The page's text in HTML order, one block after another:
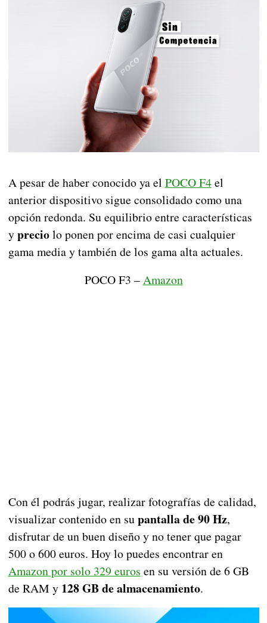
A pesar de haber conocido ya el POCO F4el
anterior dispositivo sigue consolidado como una
opción redonda. Su equilibrio entre características
ypreciolo ponen por encima de casi cualquier
gama media y también de los gama alta actuales.
POCO F3 –Amazon
Con él podrás jugar, realizar fotografías de calidad,
visualizar contenido en supantalla de 90 Hz,
disfrutar de un buen diseño y no tener que pagar
500 o 600 euros. Hoy lo puedes encontrar en
Amazon por solo 329 euros en su versión de 6 GB
de RAM y 128 GB de almacenamiento.